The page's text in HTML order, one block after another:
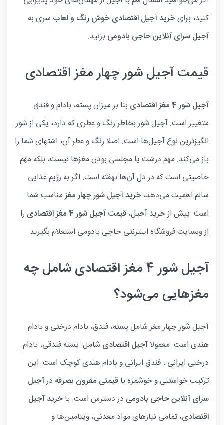
کنید، برایخرید آجیل اقتصادی خوش رنگ و لعاب سری به
آجیل سرای آنلاین حاجی بادومیبزنید.
قیمت آجیل شور چهار مغز اقتصادی
آجیل شور 4 مغز اقتصادی
بنا بر میزان پسته‌، بادام و فندق
متغییر است. آجیل شور بخاطر رنگ و عطری که دارد، یکی از شور
انگیزترین نوع آجیل‌ها است. اصلا رنگ و عطر آن، اشتهای شما را
باز می‌کند. مهم درشت یا مجلسی بودن مغزها نیست، بلکه مهم
خاصیتی است که در دل آن‌ها نهفته است. اگر به رژیم غذایی
سالم اهمیت می‌دهد،خرید آجیل شور چهار مغزمناسب شما
است. پیش از خرید آجیل،قیمت آجیل شور 4 مغز اقتصادی
را
از وبسایت فروشگاه اینترنتی حاجی بادومی استعلام بگیرید.
آجیل شور 4 مغز اقتصادی شامل چه
مغزهایی می‌شود؟
آجیل شور چهار مغز شامل پسته، فندق، بادام درختی و بادام
هندی است. معمولاآجیل اقتصادی شامل: پسته فندقی، بادام
درختی ایرانی ، فندق ایرانی و بادام هندی کوچک است. این
ترکیب خواستنی و خوشمزه باقیمتی مقرون بصرفه درآجیل
سرای آنلاین حاجی بادومی در دسترس است. باخرید آجیل
اقتصادی، تمامی نیازهای مواد معدنی، ویتامین‌ها و